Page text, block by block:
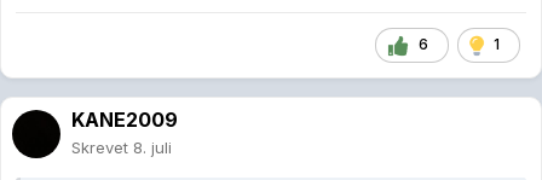
6 1
KANE2009
Skrevet 8. juli